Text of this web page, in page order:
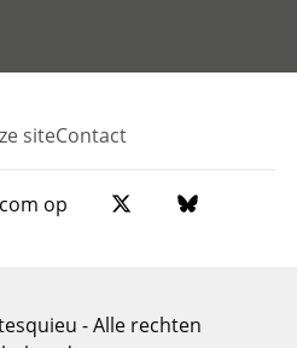
siteContact
op
- Alle rechten